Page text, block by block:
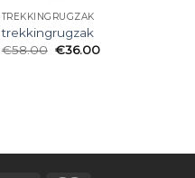
TREKKINGRUGZAK
trekkingrugzak
€58.00 €36.00